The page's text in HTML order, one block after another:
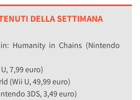
DELLA SETTIMANA
Humanity in Chains (Nintendo
7,99 euro)
(Wii U, 49,99 euro)
3DS, 3,49 euro)